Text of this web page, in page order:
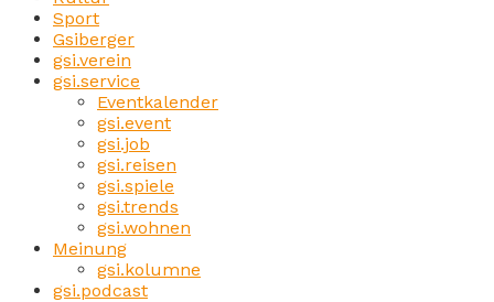
Sport
Gsiberger
gsi.verein
gsi.service
Eventkalender
gsi.event
gsi.job
gsi.reisen
gsi.spiele
gsi.trends
gsi.wohnen
Meinung
gsi.kolumne
gsi.podcast